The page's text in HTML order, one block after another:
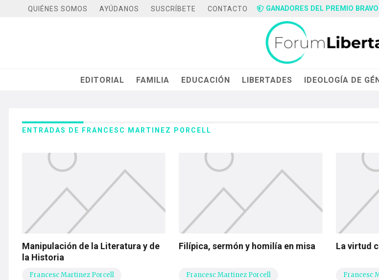
QUIÉNES SOMOS AYÚDANOS SUSCRÍBETE CONTACTO GANADORES DEL PREMIO
EDITORIAL FAMILIA EDUCACIÓN LIBERTADES IDEOLOGÍA DE
ENTRADAS DE FRANCESC MARTINEZ PORCELL
Manipulación de la Literatura y de
la Historia
Francesc Martinez Porcell
Filípica, sermón y homilía en misa
Francesc Martinez Porcell
La virtud
Francesc